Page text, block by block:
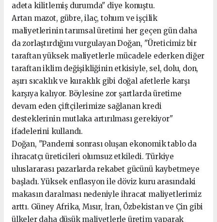
adeta kilitlemiş durumda" diye konuştu.
Artan mazot, gübre, ilaç, tohum ve işçilik
maliyetlerinin tarımsal üretimi her geçen gün daha
da zorlaştırdığını vurgulayan Doğan, "Üreticimiz bir
taraftan yüksek maliyetlerle mücadele ederken diğer
taraftan iklim değişikliğinin etkisiyle, sel, dolu, don,
aşırı sıcaklık ve kuraklık gibi doğal afetlerle karşı
karşıya kalıyor. Böylesine zor şartlarda üretime
devam eden çiftçilerimize sağlanan kredi
desteklerinin mutlaka artırılması gerekiyor"
ifadelerini kullandı.
Doğan, "Pandemi sonrası oluşan ekonomik tablo da
ihracatçı üreticileri olumsuz etkiledi. Türkiye
uluslararası pazarlarda rekabet gücünü kaybetmeye
başladı. Yüksek enflasyon ile döviz kuru arasındaki
makasın daralması nedeniyle ihracat maliyetlerimiz
arttı. Güney Afrika, Mısır, İran, Özbekistan ve Çin gibi
ülkeler daha düşük maliyetlerle üretim yaparak